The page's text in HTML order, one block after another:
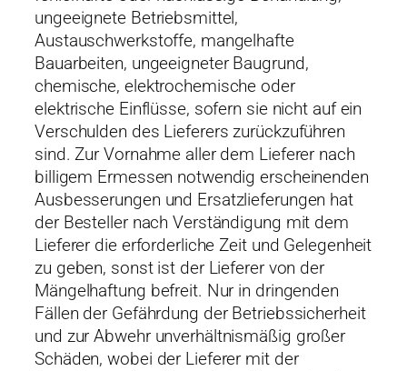
ungeeignete Betriebsmittel,
Austauschwerkstoffe, mangelhafte
Bauarbeiten, ungeeigneter Baugrund,
chemische, elektrochemische oder
elektrische Einflüsse, sofern sie nicht auf ein
Verschulden des Lieferers zurückzuführen
sind. Zur Vornahme aller dem Lieferer nach
billigem Ermessen notwendig erscheinenden
Ausbesserungen und Ersatzlieferungen hat
der Besteller nach Verständigung mit dem
Lieferer die erforderliche Zeit und Gelegenheit
zu geben, sonst ist der Lieferer von der
Mängelhaftung befreit. Nur in dringenden
Fällen der Gefährdung der Betriebssicherheit
und zur Abwehr unverhältnismäßig großer
Schäden, wobei der Lieferer mit der